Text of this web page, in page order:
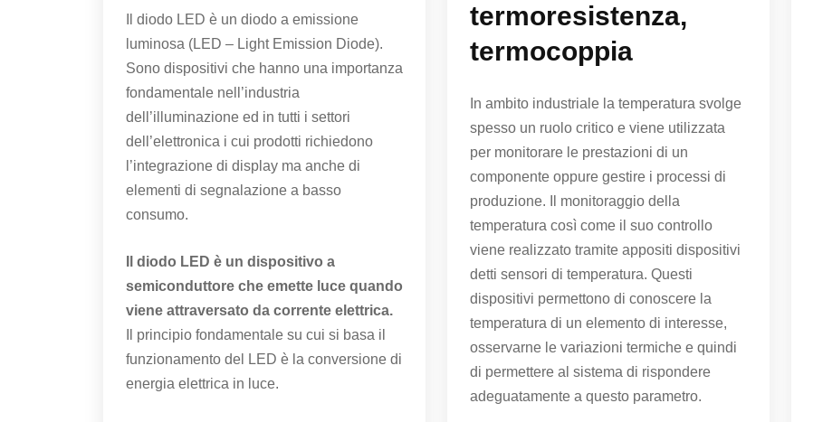
Il diodo LED è un diodo a emissione
luminosa (LED – Light Emission Diode).
Sono dispositivi che hanno una importanza
fondamentale nell’industria
dell’illuminazione ed in tutti i settori
dell’elettronica i cui prodotti richiedono
l’integrazione di display ma anche di
elementi di segnalazione a basso
consumo.
Il diodo LED è un dispositivo a
semiconduttore che emette luce quando
viene attraversato da corrente elettrica.
Il principio fondamentale su cui si basa il
funzionamento del LED è la conversione di
energia elettrica in luce.
termoresistenza,
termocoppia
In ambito industriale la temperatura svolge
spesso un ruolo critico e viene utilizzata
per monitorare le prestazioni di un
componente oppure gestire i processi di
produzione. Il monitoraggio della
temperatura così come il suo controllo
viene realizzato tramite appositi dispositivi
detti sensori di temperatura. Questi
dispositivi permettono di conoscere la
temperatura di un elemento di interesse,
osservarne le variazioni termiche e quindi
di permettere al sistema di rispondere
adeguatamente a questo parametro.